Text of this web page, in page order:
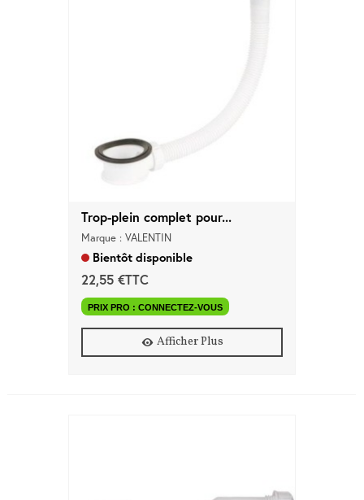
Trop-plein complet pour...
Marque : VALENTIN
Bientôt disponible
22,55 €TTC
PRIX PRO : CONNECTEZ-VOUS
Afficher Plus